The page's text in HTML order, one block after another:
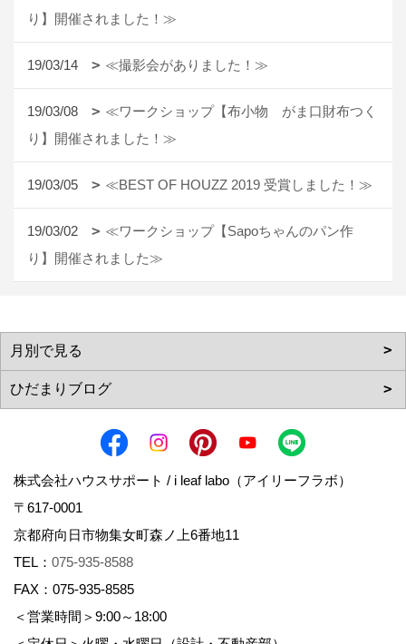
り】開催されました！≫
19/03/14 ≪撮影会がありました！≫
19/03/08
≪ワークショップ【布小物 がま口財布つく
り】開催されました！≫
19/03/05 ≪BEST OF HOUZZ 2019 受賞しました！≫
19/03/02
≪ワークショップ【Sapoちゃんのパン作
り】開催されました≫
株式会社ハウスサポート / i leaf labo（アイリーフラボ）
〒617-0001
京都府向日市物集女町森ノ上6番地11
TEL： 075-935-8588
FAX：075-935-8585
＜営業時間＞9:00～18:00